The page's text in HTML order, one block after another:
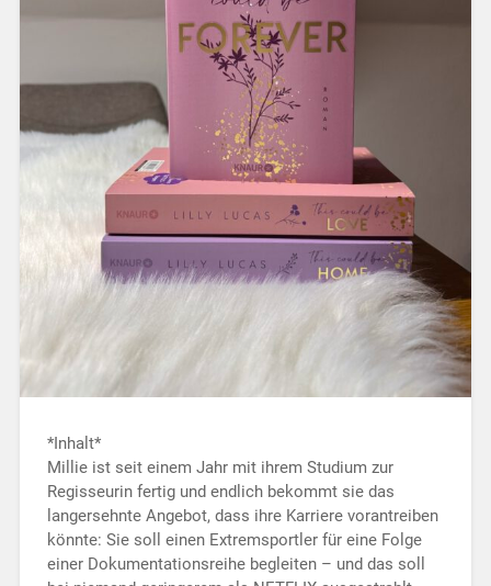
*Inhalt*
Millie ist seit einem Jahr mit ihrem Studium zur
Regisseurin fertig und endlich bekommt sie das
langersehnte Angebot, dass ihre Karriere vorantreiben
könnte: Sie soll einen Extremsportler für eine Folge
einer Dokumentationsreihe begleiten – und das soll